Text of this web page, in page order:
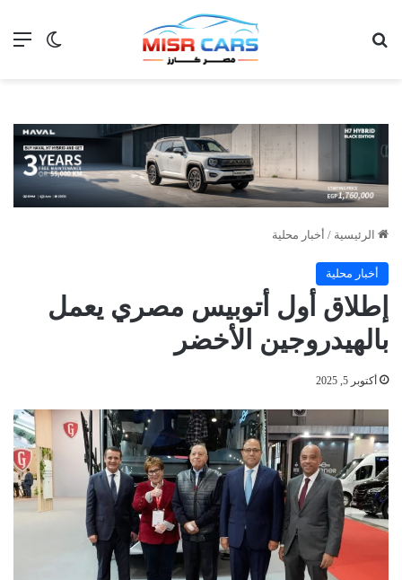
الوضع
الرئيسية / أخبار محلية
أخبار محلية
إطلاق أول أتوبيس مصري يعمل
بالهيدروجين الأخضر
أكتوبر 5, 2025